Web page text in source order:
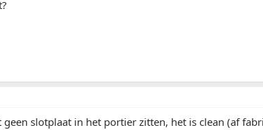
geen slotplaat in het portier zitten, het is clean (af